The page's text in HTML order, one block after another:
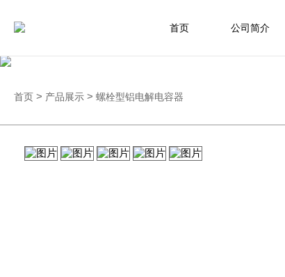
首页 公司简介
首页 > 产品展示 > 螺栓型铝电解电容器